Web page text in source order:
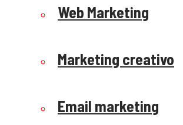
Web Marketing
Marketing creativo
Email marketing